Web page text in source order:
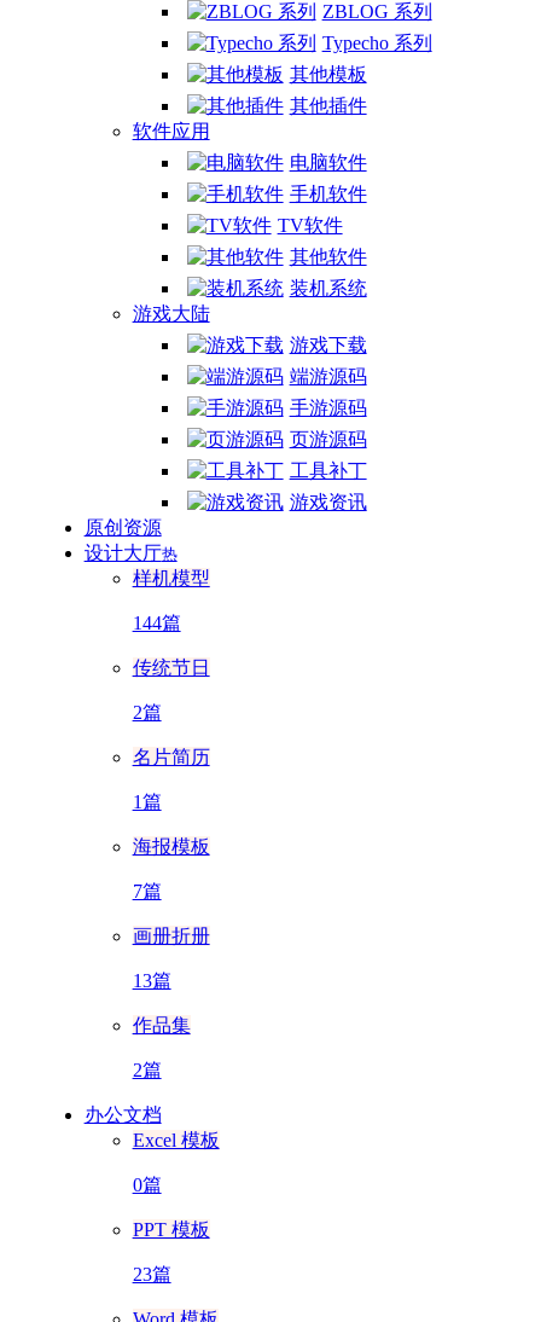
ZBLOG 系列
Typecho 系列
其他模板
其他插件
软件应用
电脑软件
手机软件
TV软件
其他软件
装机系统
游戏大陆
游戏下载
端游源码
手游源码
页游源码
工具补丁
游戏资讯
原创资源
设计大厅热
样机模型
144篇
传统节日
2篇
名片简历
1篇
海报模板
7篇
画册折册
13篇
作品集
2篇
办公文档
Excel 模板
0篇
PPT 模板
23篇